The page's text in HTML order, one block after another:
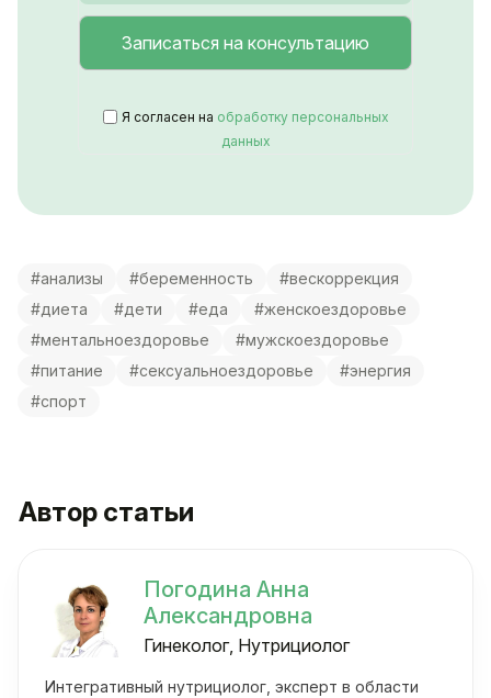
Я согласен на обработку персональных
данных
#анализы #беременность
#вескоррекция
#диета
#дети #еда
#женскоездоровье
#ментальноездоровье
#мужскоездоровье
#питание
#сексуальноездоровье
#энергия
#спорт
Автор статьи
Погодина Анна
Александровна
Гинеколог, Нутрициолог
Интегративный нутрициолог, эксперт в области